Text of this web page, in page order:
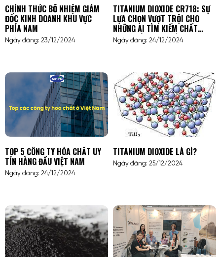
CHÍNH THỨC BỔ NHIỆM GIÁM
ĐỐC KINH DOANH KHU VỰC
PHÍA NAM
Ngày đăng: 23/12/2024
TITANIUM DIOXIDE CR718: SỰ
LỰA CHỌN VƯỢT TRỘI CHO
NHỮNG AI TÌM KIẾM CHẤT
LƯỢNG VÀ HIỆU SUẤT CAO
Ngày đăng: 24/12/2024
TOP 5 CÔNG TY HÓA CHẤT UY
TÍN HÀNG ĐẦU VIỆT NAM
Ngày đăng: 24/12/2024
TITANIUM DIOXIDE LÀ GÌ?
Ngày đăng: 25/12/2024